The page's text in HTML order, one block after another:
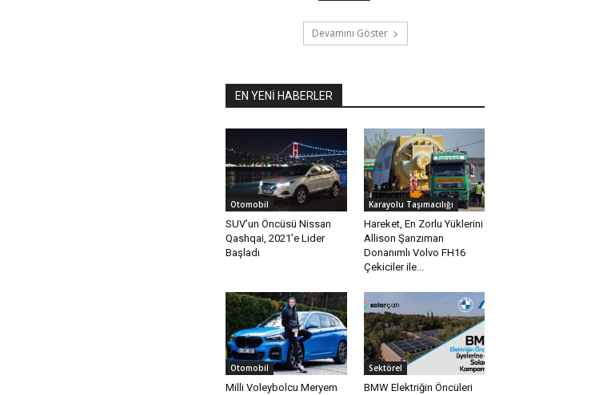
Devamını Göster
EN YENİ HABERLER
Otomobil
SUV’un Öncüsü Nissan
Qashqai, 2021’e Lider
Başladı
Karayolu Taşımacılığı
Hareket, En Zorlu Yüklerini
Allison Şanzıman
Donanımlı Volvo FH16
Çekiciler ile...
Otomobil
Milli Voleybolcu Meryem
Sektörel
BMW Elektriğin Öncüleri